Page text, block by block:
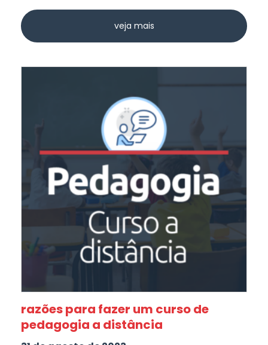
veja mais
razões para fazer um curso de
pedagogia a distância